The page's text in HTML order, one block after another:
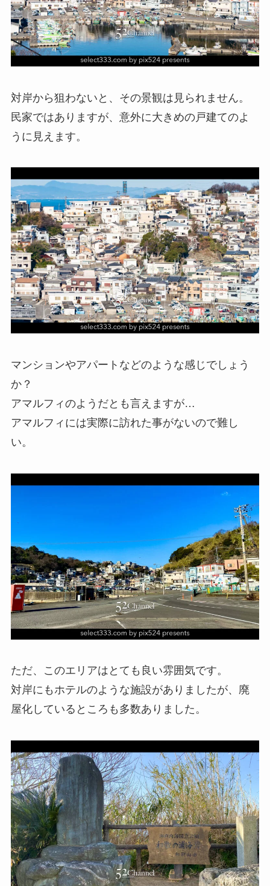
対岸から狙わないと、その景観は見られません。
民家ではありますが、意外に大きめの戸建てのよ
うに見えます。
マンションやアパートなどのような感じでしょう
か？
アマルフィのようだとも言えますが…
アマルフィには実際に訪れた事がないので難し
い。
ただ、このエリアはとても良い雰囲気です。
対岸にもホテルのような施設がありましたが、廃
屋化しているところも多数ありました。